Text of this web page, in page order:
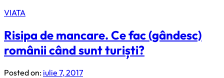
VIATA
Risipa de mancare. Ce fac (gândesc)
românii când sunt turiști?
Posted on: iulie 7, 2017